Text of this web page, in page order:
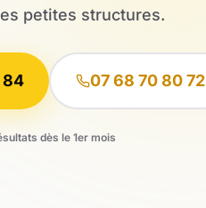
petites structures.
84 07 68 70 80 72
dès le 1er mois